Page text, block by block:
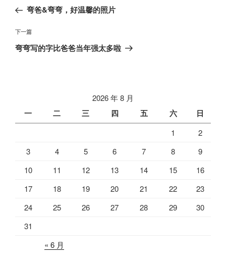
导
航
一
文
章
弯爸&弯弯，好温馨的照片
下
一
下一篇
弯弯写的字比爸爸当年强太多啦
2026 年 8 月
一 二 三 四 五 六 日
1
2
3
4 5 6 7 8
9
10
11 12 13 14 15
16
17
18 19 20 21 22
23
24
25 26 27 28 29
30
31
« 6 月